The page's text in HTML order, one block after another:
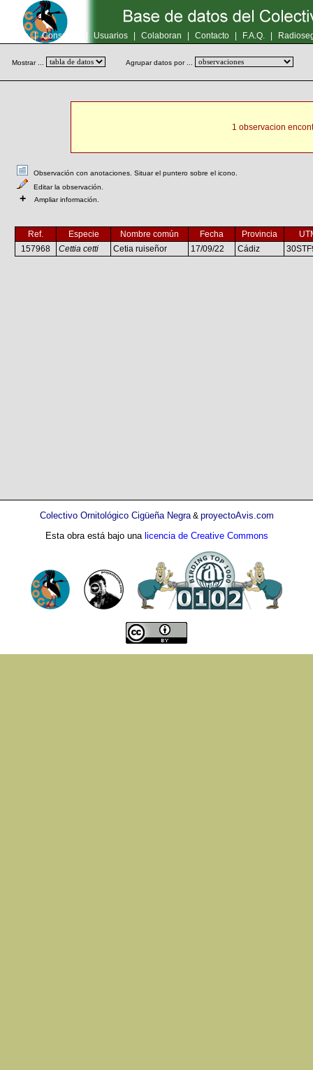
Inicio | Consultas Usuarios Colaboran Contacto F.A.Q.
Mostrar ... Agrupar datos por ...
1 observacion
Observación con anotaciones. Situar el puntero sobre el icono.
Editar la observación.
+ Ampliar información.
Ref. Especie Nombre común Fecha Provincia
157968
Cettia cetti Cetia ruiseñor 17/09/22 Cádiz
Colectivo Ornitológico Cigüeña Negra& proyectoAvis.com
Esta obra está bajo una licencia de Creative Commons